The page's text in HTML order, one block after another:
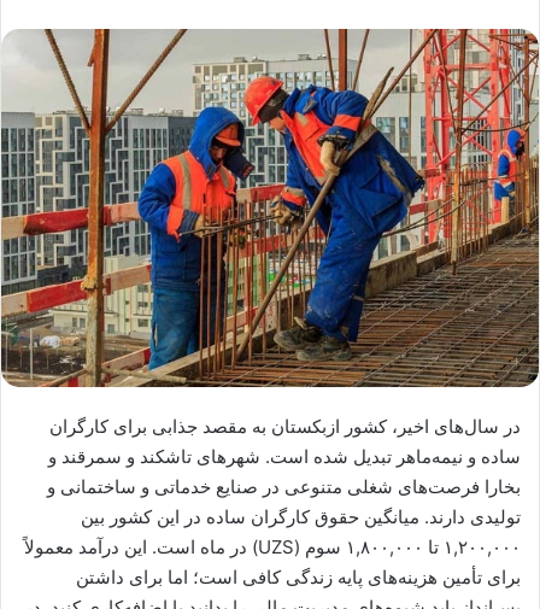
در سال‌های اخیر، کشور ازبکستان به مقصد جذابی برای کارگران
ساده و نیمه‌ماهر تبدیل شده است. شهرهای تاشکند و سمرقند و
بخارا فرصت‌های شغلی متنوعی در صنایع خدماتی و ساختمانی و
تولیدی دارند. میانگین حقوق کارگران ساده در این کشور بین
۱,۲۰۰,۰۰۰ تا ۱,۸۰۰,۰۰۰ سوم (UZS) در ماه است. این درآمد معمولاً
برای تأمین هزینه‌های پایه زندگی کافی است؛ اما برای داشتن